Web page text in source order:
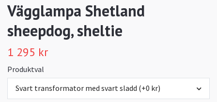
Vägglampa Shetland
sheepdog, sheltie
1 295 kr
Produktval
Svart transformator med svart sladd (+0 kr)